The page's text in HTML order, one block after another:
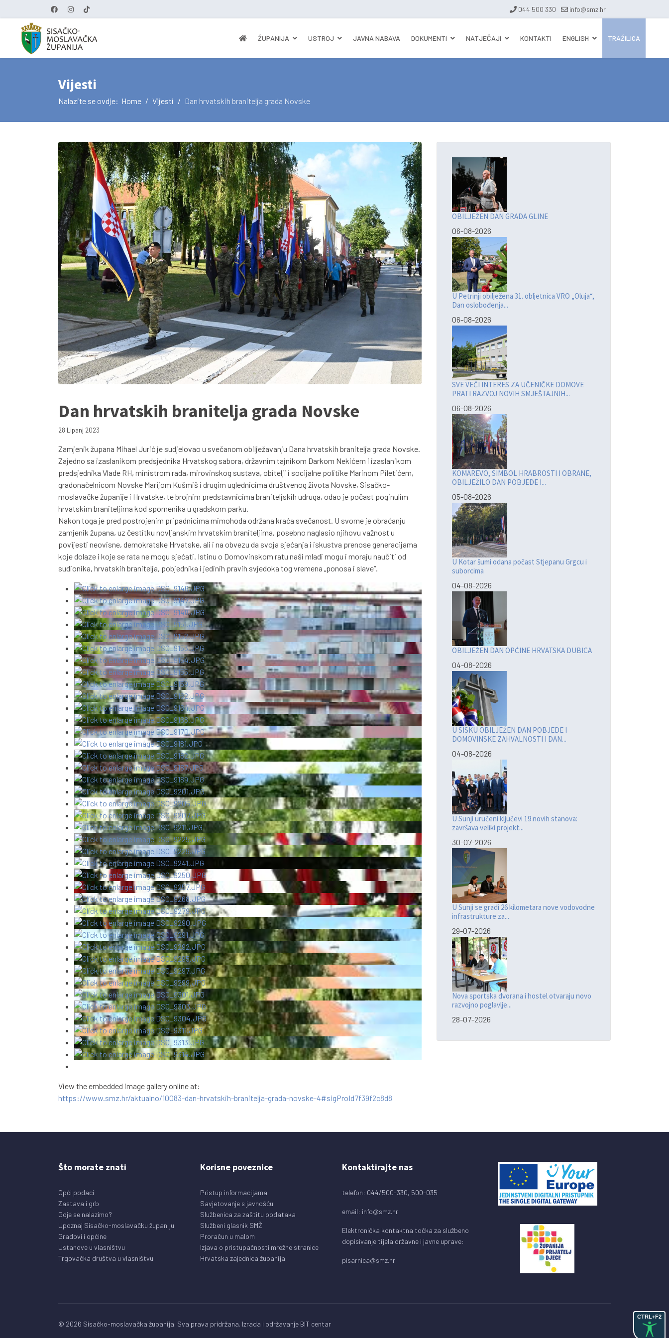
CTRL+F2
044 500 330 info@smz.hr
ŽUPANIJA USTROJ JAVNA NABAVA DOKUMENTI NATJEČAJI KONTAKTI ENGLISH TRAŽILICA
Vijesti
Nalazite se ovdje: Home Vijesti Dan hrvatskih branitelja grada Novske
Dan hrvatskih branitelja grada Novske
28 Lipanj 2023
Zamjenik župana Mihael Jurić je sudjelovao u svečanom obilježavanju Dana hrvatskih branitelja grada Novske.
Zajedno sa izaslanikom predsjednika Hrvatskog sabora, državnim tajnikom Darkom Nekićem i izaslanikom
predsjednika Vlade RH, ministrom rada, mirovinskog sustava, obitelji i socijalne politike Marinom Piletićem,
gradonačelnicom Novske Marijom Kušmiš i drugim uglednicima društvenog života Novske, Sisačko-
moslavačke županije i Hrvatske, te brojnim predstavnicima braniteljskih udruga, odao je počast poginulim
hrvatskim braniteljima kod spomenika u gradskom parku.
Nakon toga je pred postrojenim pripadnicima mimohoda održana kraća svečanost. U svome je obraćanju
zamjenik župana, uz čestitku novljanskim hrvatskim braniteljima, posebno naglasio njihovu važnost u
povijesti neovisne, demokratske Hrvatske, ali i na obvezu da svoja sjećanja i iskustva prenose generacijama
koje dolaze i koje se rata ne mogu sjećati. Istinu o Domovinskom ratu naši mladi mogu i moraju naučiti od
sudionika, hrvatskih branitelja, pobjednika i jedinih pravih svjedoka tog vremena „ponosa i slave“.
View the embedded image gallery online at:
https://www.smz.hr/aktualno/10083-dan-hrvatskih-branitelja-grada-novske-4#sigProId7f39f2c8d8
OBILJEŽEN DAN GRADA GLINE
06-08-2026
U Petrinji obilježena 31. obljetnica VRO „Oluja“,
Dan oslobođenja...
06-08-2026
SVE VEĆI INTERES ZA UČENIČKE DOMOVE
PRATI RAZVOJ NOVIH SMJEŠTAJNIH...
06-08-2026
KOMAREVO, SIMBOL HRABROSTI I OBRANE,
OBILJEŽILO DAN POBJEDE I...
05-08-2026
U Kotar šumi odana počast Stjepanu Grgcu i
suborcima
04-08-2026
OBILJEŽEN DAN OPĆINE HRVATSKA DUBICA
04-08-2026
U SISKU OBILJEŽEN DAN POBJEDE I
DOMOVINSKE ZAHVALNOSTI I DAN...
04-08-2026
U Sunji uručeni ključevi 19 novih stanova:
završava veliki projekt...
30-07-2026
U Sunji se gradi 26 kilometara nove vodovodne
infrastrukture za...
29-07-2026
Nova sportska dvorana i hostel otvaraju novo
razvojno poglavlje...
28-07-2026
Što morate znati
Opći podaci
Zastava i grb
Gdje se nalazimo?
Upoznaj Sisačko-moslavačku županiju
Gradovi i općine
Ustanove u vlasništvu
Trgovačka društva u vlasništvu
Korisne poveznice
Pristup informacijama
Savjetovanje s javnošću
Službenica za zaštitu podataka
Službeni glasnik SMŽ
Proračun u malom
Izjava o pristupačnosti mrežne stranice
Hrvatska zajednica županija
Kontaktirajte nas
telefon: 044/500-330, 500-035
email: info@smz.hr
Elektronička kontaktna točka za službeno
dopisivanje tijela državne i javne uprave:
pisarnica@smz.hr
© 2026 Sisačko-moslavačka županija. Sva prava pridržana. Izrada i održavanje BIT centar